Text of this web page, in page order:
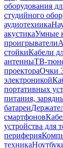
оборудования
студийного
аудиотехника
акустикаУмные
проигрыватели
стойкиКабели
антенныТВ-
проектораОчки
электроникой
портативных
питания,
батареи
смартфонов
устройства для
периферия
техника